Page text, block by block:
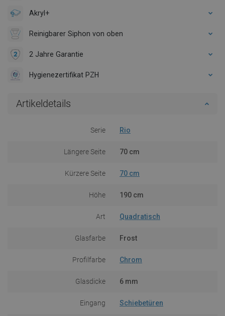
Akryl+
Reinigbarer Siphon von oben
2 Jahre Garantie
Hygienezertifikat PZH
Artikeldetails
Serie Rio
Längere Seite 70 cm
Kürzere Seite 70 cm
Höhe 190 cm
Art Quadratisch
Glasfarbe Frost
Profilfarbe Chrom
Glasdicke 6 mm
Eingang Schiebetüren